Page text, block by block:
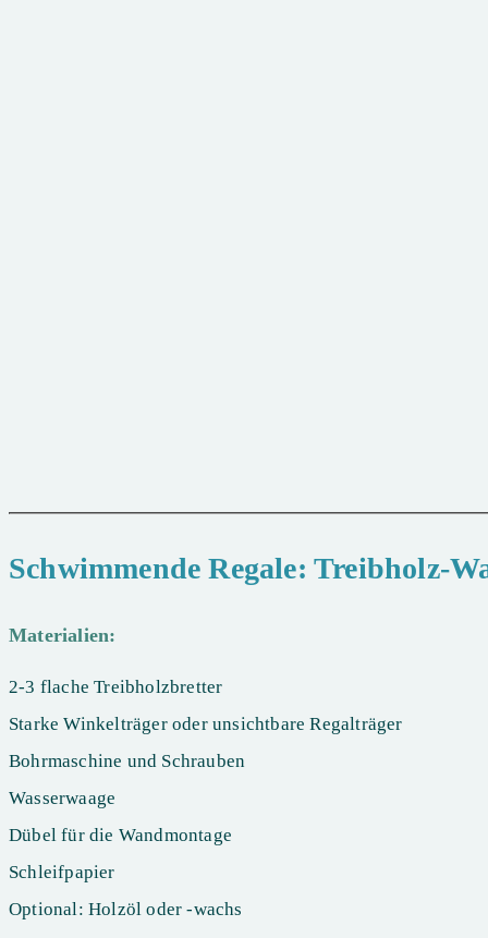
Schwimmende Regale: Treibholz-
Materialien:
2-3 flache Treibholzbretter
Starke Winkelträger oder unsichtbare Regalträger
Bohrmaschine und Schrauben
Wasserwaage
Dübel für die Wandmontage
Schleifpapier
Optional: Holzöl oder -wachs